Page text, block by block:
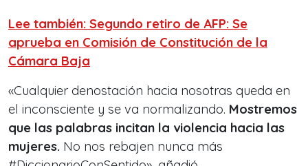
Lee también: Segundo retiro de AFP: Se
aprueba en Comisión de Constitución de la
Cámara Baja
«Cualquier denostación hacia nosotras queda en
el inconsciente y se va normalizando. Mostremos
que las palabras incitan la violencia hacia las
mujeres. No nos rebajen nunca más